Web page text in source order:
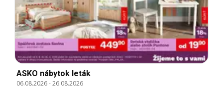
ASKO nábytok leták
06.08.2026-26.08.2026